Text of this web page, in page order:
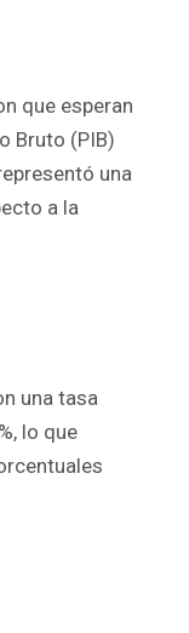
que esperan
Bruto (PIB)
una
a la
una tasa
lo que